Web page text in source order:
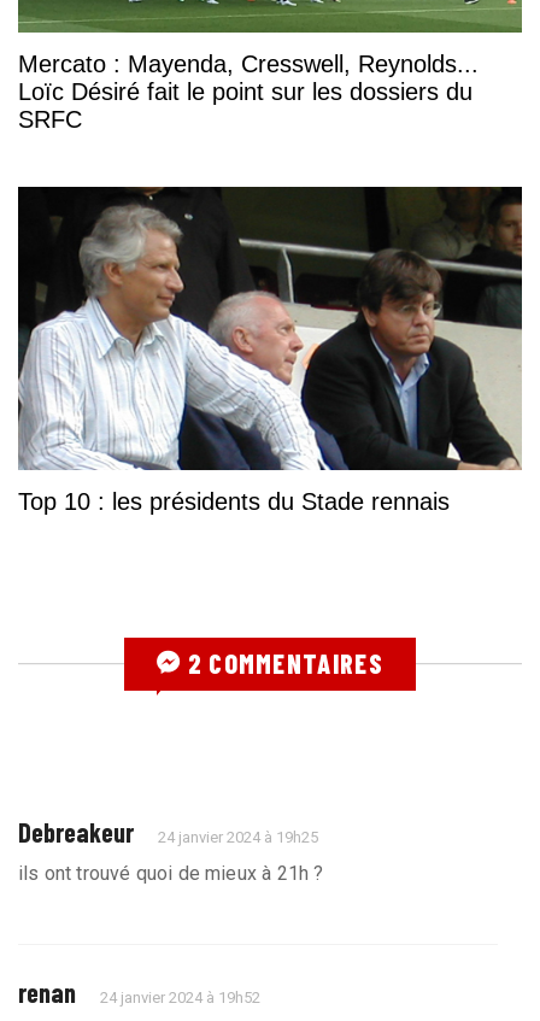
Mercato : Mayenda, Cresswell, Reynolds...
Loïc Désiré fait le point sur les dossiers du
SRFC
Top 10 : les présidents du Stade rennais
2 COMMENTAIRES
Debreakeur 24 janvier 2024 à 19h25
ils ont trouvé quoi de mieux à 21h ?
renan 24 janvier 2024 à 19h52